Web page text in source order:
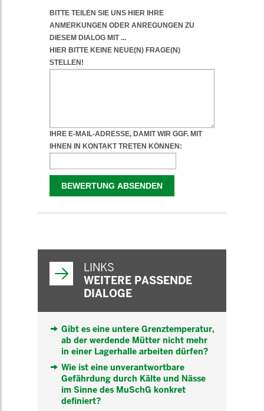
LINKS
WEITERE PASSENDE
DIALOGE
Gibt es eine untere Grenztemperatur,
ab der werdende Mütter nicht mehr
in einer Lagerhalle arbeiten dürfen?
Wie ist eine unverantwortbare
Gefährdung durch Kälte und Nässe
im Sinne des MuSchG konkret
definiert?